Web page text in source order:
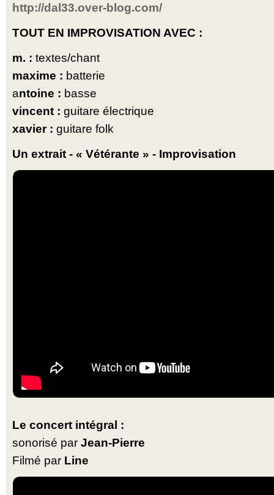
http://dal33.over-blog.com/
TOUT EN IMPROVISATION AVEC :
m. : textes/chant
maxime : batterie
antoine : basse
vincent : guitare électrique
xavier : guitare folk
Un extrait - « Vétérante » - Improvisation
Le concert intégral :
sonorisé par Jean-Pierre
Filmé par Line